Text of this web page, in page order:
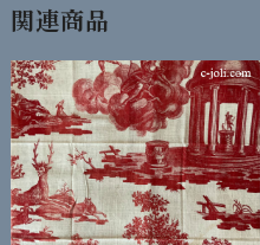
関連商品